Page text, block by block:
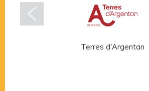
Terres d'Argentan